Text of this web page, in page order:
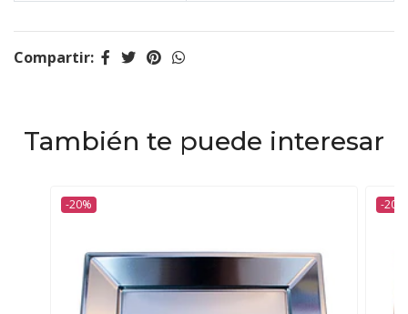
Compartir:
También te puede interesar
-20% -20%